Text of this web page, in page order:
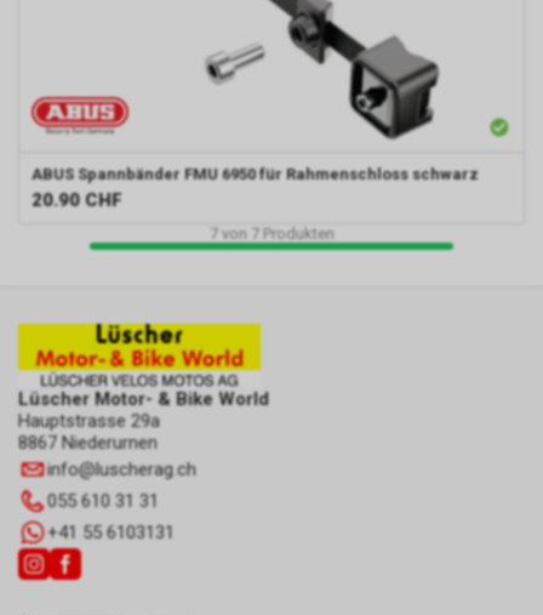
ABUS Spannbänder FMU 6950 für Rahmenschloss schwarz
20.90 CHF
7von 7Produkten
Lüscher Motor- & Bike World
Hauptstrasse 29a
8867 Niederurnen
info@luscherag.ch
055 610 31 31
+41 55 6103131